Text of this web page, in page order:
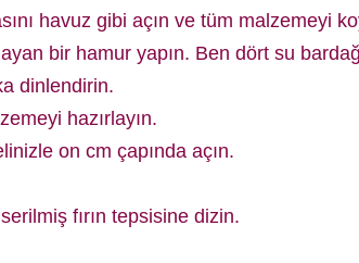
havuz gibi açın ve tüm malzemeyi
bir hamur yapın. Ben dört su
dinlendirin.
hazırlayın.
on cm çapında açın.
fırın tepsisine dizin.